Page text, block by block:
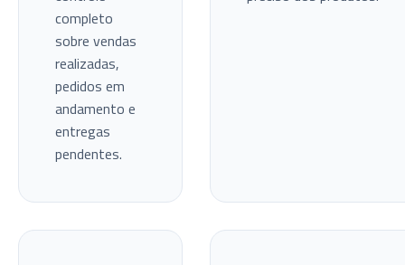
completo
sobre vendas
realizadas,
pedidos em
andamento e
entregas
pendentes.